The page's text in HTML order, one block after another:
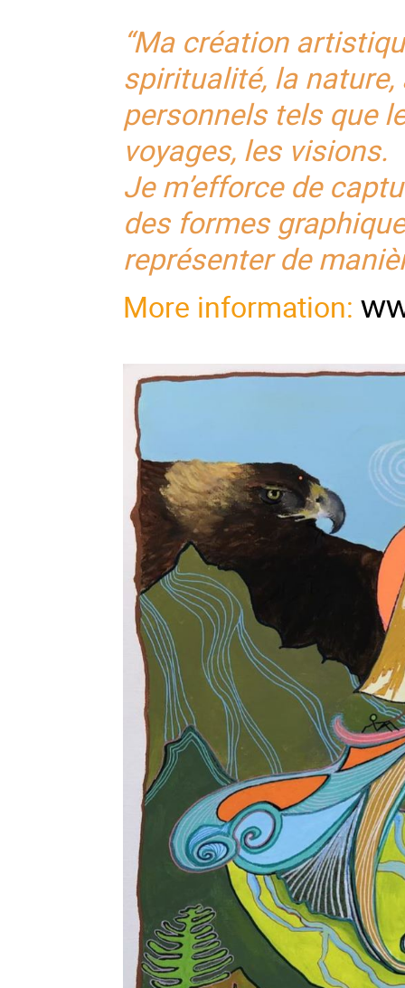
“Ma création
spiritualité, la
personnels tels que
voyages, les visions.
Je m’efforce de
des formes
représenter de
More information: